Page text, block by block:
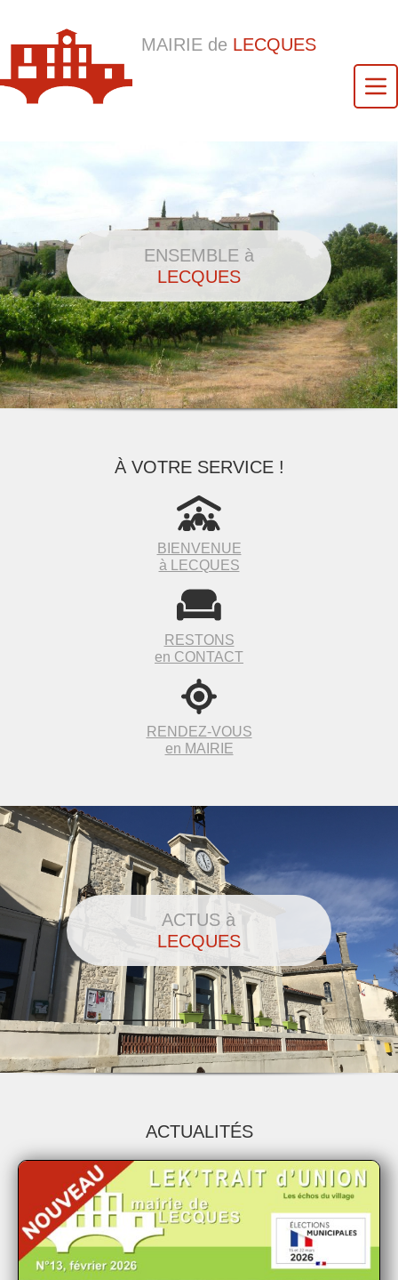
MAIRIE de LECQUES
ENSEMBLE à
LECQUES
À VOTRE SERVICE !
BIENVENUE
à LECQUES
RESTONS
en CONTACT
RENDEZ-VOUS
en MAIRIE
ACTUS à
LECQUES
ACTUALITÉS